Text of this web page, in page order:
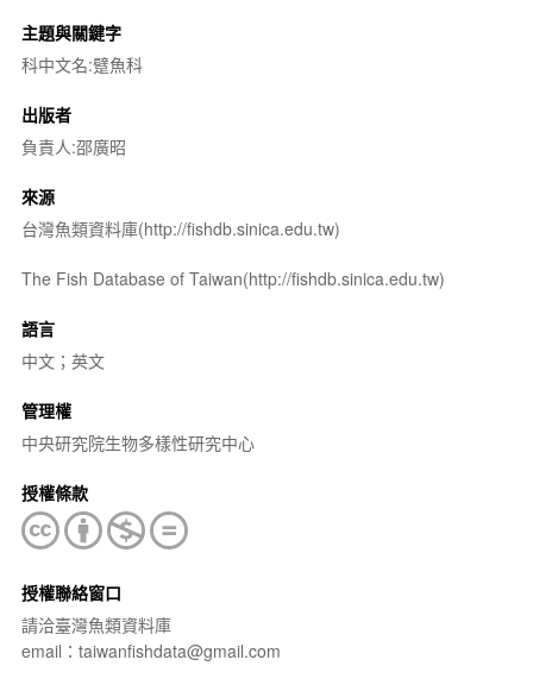
主題與關鍵字
科中文名:躄魚科
出版者
負責人:邵廣昭
來源
台灣魚類資料庫(http://fishdb.sinica.edu.tw)
The Fish Database of Taiwan(http://fishdb.sinica.edu.tw)
語言
中文；英文
管理權
中央研究院生物多樣性研究中心
授權條款
授權聯絡窗口
請洽臺灣魚類資料庫
email：taiwanfishdata@gmail.com